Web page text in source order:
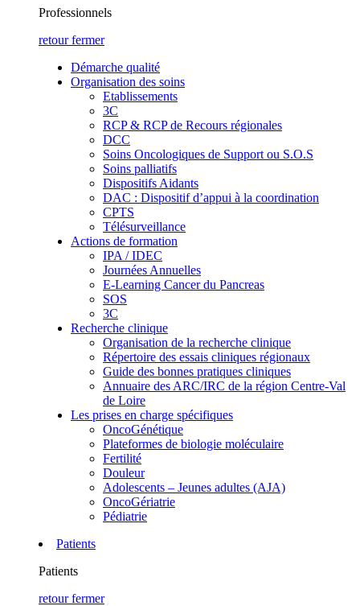
Professionnels
retour fermer
Démarche qualité
Organisation des soins
Etablissements
3C
RCP & RCP de Recours régionales
DCC
Soins Oncologiques de Support ou S.O.S
Soins palliatifs
Dispositifs Aidants
DAC : Dispositif d’appui à la coordination
CPTS
Télésurveillance
Actions de formation
IPA / IDEC
Journées Annuelles
E-Learning Cancer du Pancreas
SOS
3C
Recherche clinique
Organisation de la recherche clinique
Répertoire des essais cliniques régionaux
Guide des bonnes pratiques cliniques
Annuaire des ARC/IRC de la région Centre-Val
de Loire
Les prises en charge spécifiques
OncoGénétique
Plateformes de biologie moléculaire
Fertilité
Douleur
Adolescents – Jeunes adultes (AJA)
OncoGériatrie
Pédiatrie
Patients
Patients
retour fermer